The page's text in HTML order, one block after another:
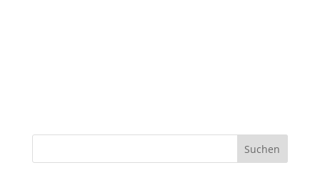
Suchen